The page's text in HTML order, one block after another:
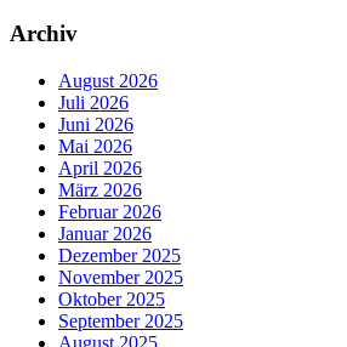
Archiv
August 2026
Juli 2026
Juni 2026
Mai 2026
April 2026
März 2026
Februar 2026
Januar 2026
Dezember 2025
November 2025
Oktober 2025
September 2025
August 2025